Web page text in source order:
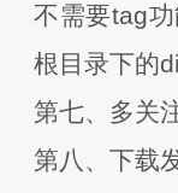
不需要tag
根目录下的
第七、多关
第八、下载